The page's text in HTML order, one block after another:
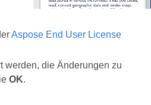
Aspose End User License
werden, die Änderungen zu
OK.